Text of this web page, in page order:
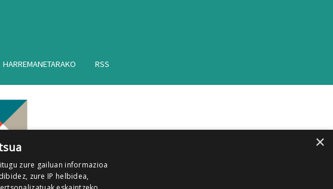
HARREMANETARAKO RSS
×
zure gailuan informazioa
zure IP helbidea,